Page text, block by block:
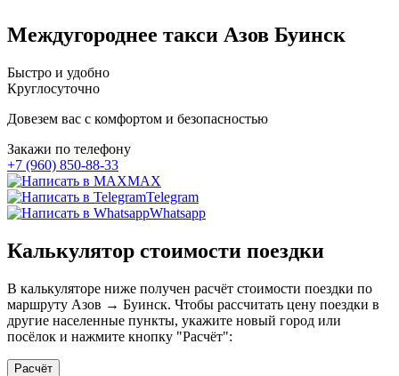
Междугороднее такси Азов Буинск
Быстро и удобно
Круглосуточно
Довезем вас с комфортом и безопасностью
Закажи по телефону
+7 (960) 850-88-33
MAX
Telegram
Whatsapp
Калькулятор стоимости поездки
В калькуляторе ниже получен расчёт стоимости поездки по
маршруту Азов → Буинск. Чтобы рассчитать цену поездки в
другие населенные пункты, укажите новый город или
посёлок и нажмите кнопку "Расчёт":
Расчёт